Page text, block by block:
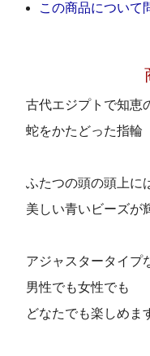
この商品について
古代エジプトで知恵
蛇をかたどった指輪
ふたつの頭の頭上に
美しい青いビーズが
アジャスタータイプ
男性でも女性でも
どなたでも楽しめま